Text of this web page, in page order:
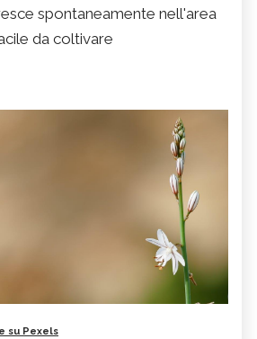
spontaneamente nell'area
da coltivare
su Pexels